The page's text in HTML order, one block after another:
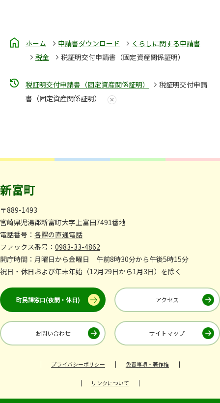
ホーム 申請書ダウンロード
くらしに関する申請書
税金
税証明交付申請書（固定資産関係証明）
税証明交付申請書（固定資産関係証明）
税証明交付申請
書（固定資産関係証明）
新富町
〒889-1493
宮崎県児湯郡新富町大字上富田7491番地
電話番号： 各課の直通電話
ファックス番号： 0983-33-4862
開庁時間：月曜日から金曜日 午前8時30分から午後5時15分
祝日・休日および年末年始（12月29日から1月3日）を除く
町民課窓口(夜間・休日) アクセス
お問い合わせ サイトマップ
プライバシーポリシー 免責事項・著作権
リンクについて